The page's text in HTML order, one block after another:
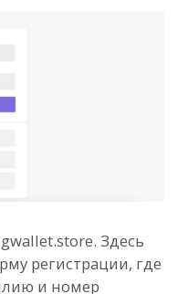
Здесь
регистрации, где
и номер